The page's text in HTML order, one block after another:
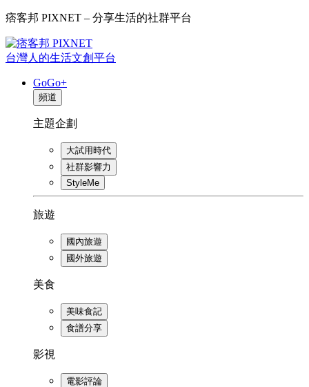
痞客邦 PIXNET – 分享生活的社群平台
台灣人的生活文創平台
GoGo+
頻道
主題企劃
大試用時代
社群影響力
StyleMe
旅遊
國內旅遊
國外旅遊
美食
美味食記
食譜分享
影視
電影評論